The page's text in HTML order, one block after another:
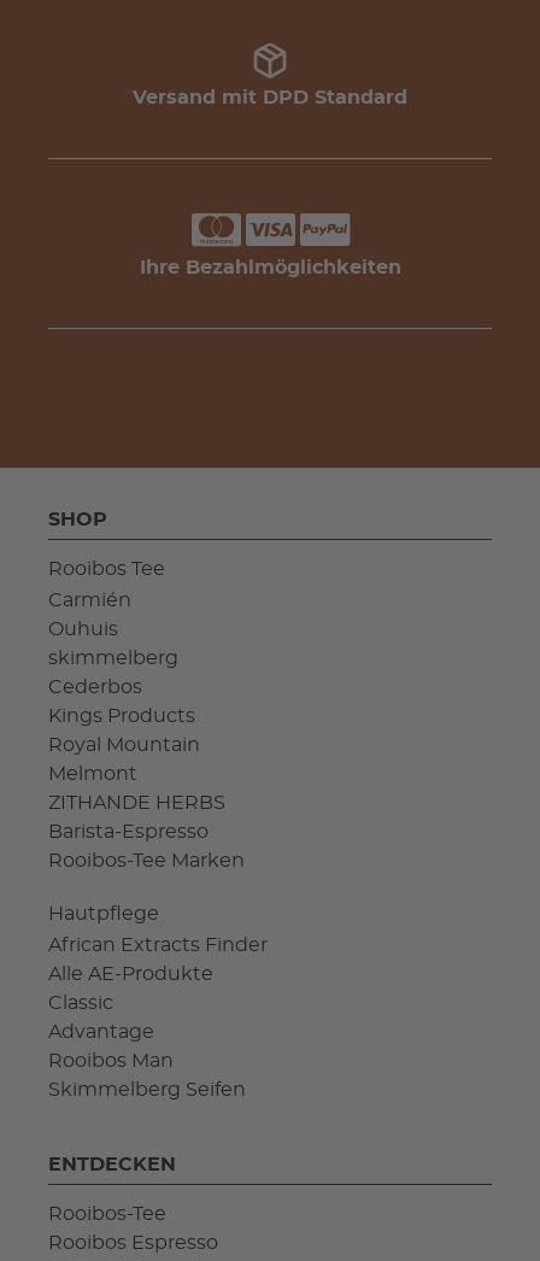
Versand mit DPD Standard
Ihre Bezahlmöglichkeiten
SHOP
Rooibos Tee
Carmién
Ouhuis
skimmelberg
Cederbos
Kings Products
Royal Mountain
Melmont
ZITHANDE HERBS
Barista-Espresso
Rooibos-Tee Marken
Hautpflege
African Extracts Finder
Alle AE-Produkte
Classic
Advantage
Rooibos Man
Skimmelberg Seifen
ENTDECKEN
Rooibos-Tee
Rooibos Espresso